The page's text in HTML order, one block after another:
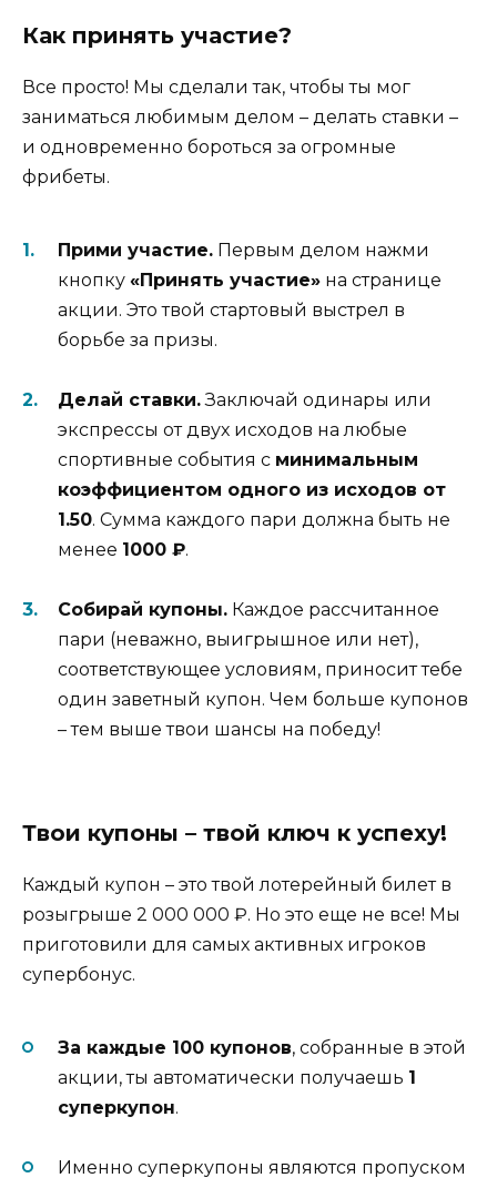
Как принять участие?
Все просто! Мы сделали так, чтобы ты мог
заниматься любимым делом – делать ставки –
и одновременно бороться за огромные
фрибеты.
Прими участие. Первым делом нажми
кнопку «Принять участие» на странице
акции. Это твой стартовый выстрел в
борьбе за призы.
Делай ставки.Заключай одинары или
экспрессы от двух исходов на любые
спортивные события с минимальным
коэффициентом одного из исходов от
1.50. Сумма каждого пари должна быть не
менее 1000 ₽.
Собирай купоны. Каждое рассчитанное
пари (неважно, выигрышное или нет),
соответствующее условиям, приносит тебе
один заветный купон. Чем больше купонов
– тем выше твои шансы на победу!
Твои купоны – твой ключ к успеху!
Каждый купон – это твой лотерейный билет в
розыгрыше 2 000 000 ₽. Но это еще не все! Мы
приготовили для самых активных игроков
супербонус.
За каждые 100 купонов, собранные в этой
акции, ты автоматически получаешь 1
суперкупон.
Именно суперкупоны являются пропуском